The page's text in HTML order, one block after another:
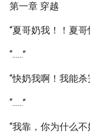
第一章 穿越
“夏哥奶我！！夏
“......”
“快奶我啊！我能杀
“......”
“我靠，你为什么